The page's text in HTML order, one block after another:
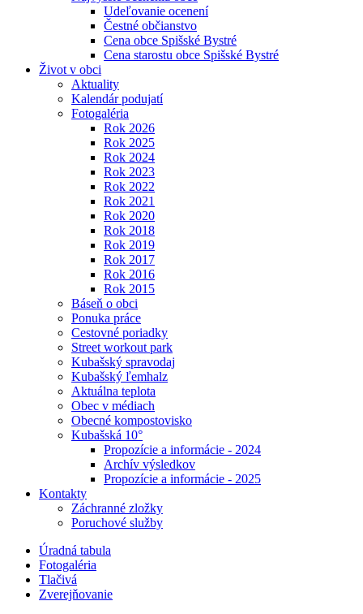
Udeľovanie ocenení
Čestné občianstvo
Cena obce Spišské Bystré
Cena starostu obce Spišské Bystré
Život v obci
Aktuality
Kalendár podujatí
Fotogaléria
Rok 2026
Rok 2025
Rok 2024
Rok 2023
Rok 2022
Rok 2021
Rok 2020
Rok 2018
Rok 2019
Rok 2017
Rok 2016
Rok 2015
Báseň o obci
Ponuka práce
Cestovné poriadky
Street workout park
Kubašský spravodaj
Kubašský ľemhalz
Aktuálna teplota
Obec v médiach
Obecné kompostovisko
Kubašská 10°
Propozície a informácie - 2024
Archív výsledkov
Propozície a informácie - 2025
Kontakty
Záchranné zložky
Poruchové služby
Úradná tabula
Fotogaléria
Tlačivá
Zverejňovanie